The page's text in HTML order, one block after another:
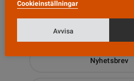
Läs senaste
Nyhetsbrev
Cookieinställningar
Avvisa